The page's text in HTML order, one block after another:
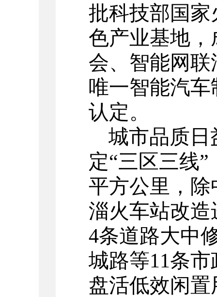
批科技部国
色产业基地
会、智能网
唯一智能汽
认定。
城市品质日
定“三区三线
平方公里，
淄火车站改
4条道路大中
城路等11条市
盘活低效闲置